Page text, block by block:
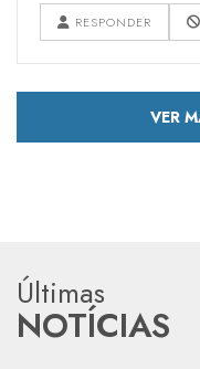
RESPONDER
VER
Últimas
NOTÍCIAS